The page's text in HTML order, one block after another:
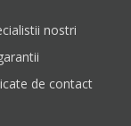
nostri
de contact